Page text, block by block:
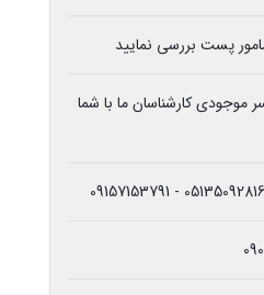
پست بررسی نمایید
موجودی کارشناسان ما با شما